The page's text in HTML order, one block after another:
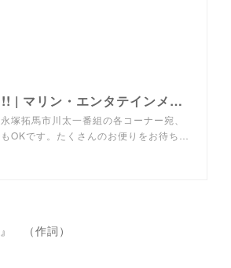
RADIO M４!!!! | マリン・エンタテインメント
塚拓馬市川太一番組の各コーナー宛、
OKです。たくさんのお便りをお待ち…
（作詞）